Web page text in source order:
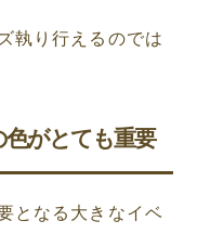
執り行えるのでは
色がとても重要
となる大きなイベ